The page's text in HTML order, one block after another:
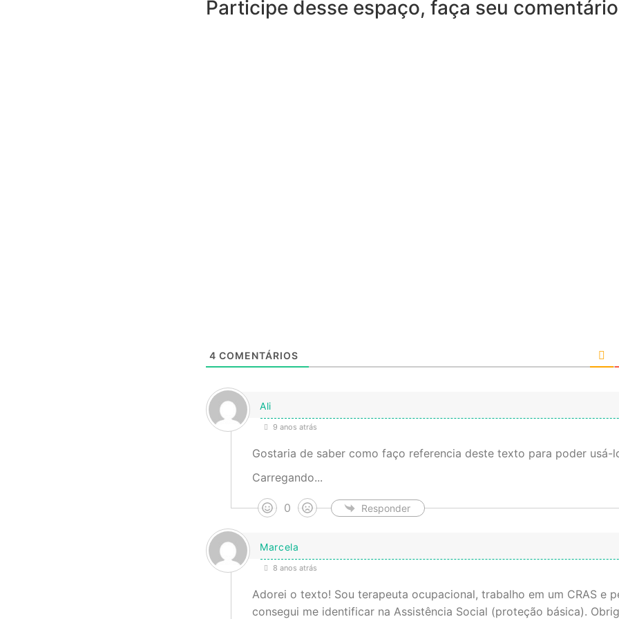
Participe desse espaço, faça seu
4 COMENTÁRIOS
Ali
9 anos atrás
Gostaria de saber como faço referencia deste texto para poder usá-
Carregando...
0 Responder
Marcela
8 anos atrás
Adorei o texto! Sou terapeuta ocupacional, trabalho em um CRAS e
consegui me identificar na Assistência Social (proteção básica).